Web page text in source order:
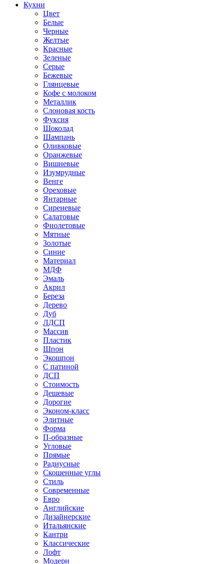
Кухни
Цвет
Белые
Черные
Желтые
Красные
Зеленые
Серые
Бежевые
Глянцевые
Кофе с молоком
Металлик
Слоновая кость
Фуксия
Шоколад
Шампань
Оливковые
Оранжевые
Вишневые
Изумрудные
Венге
Ореховые
Янтарные
Сиреневые
Салатовые
Фиолетовые
Мятные
Золотые
Синие
Материал
МДФ
Эмаль
Акрил
Береза
Дерево
Дуб
ЛДСП
Массив
Пластик
Шпон
Экошпон
С патиной
ДСП
Стоимость
Дешевые
Дорогие
Эконом-класс
Элитные
Форма
П-образные
Угловые
Прямые
Радиусные
Скошенные углы
Стиль
Современные
Евро
Английские
Дизайнерские
Итальянские
Кантри
Классические
Лофт
Модерн